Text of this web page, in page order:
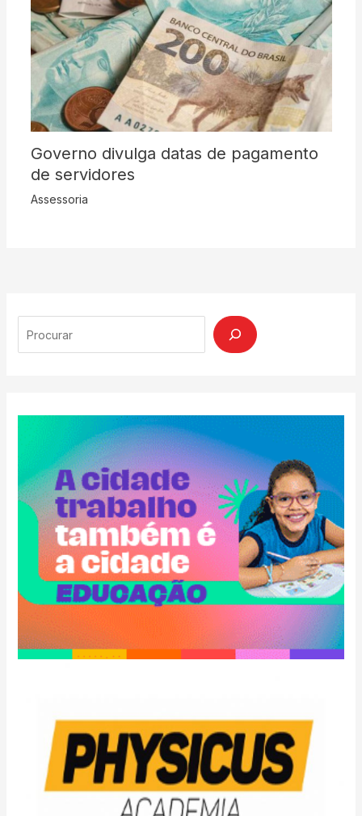
Governo divulga datas de pagamento
de servidores
Assessoria